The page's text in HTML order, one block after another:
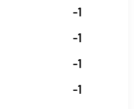
-1
-1
-1
-1